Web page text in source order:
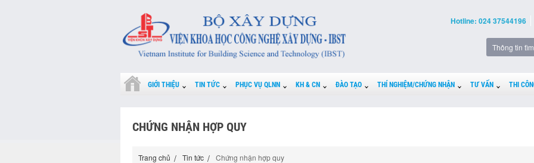
Hotline: 024 37544196
GIỚI THIỆU TIN TỨC PHỤC VỤ QLNN KH & CN ĐÀO TẠO THÍ NGHIỆM/CHỨNG NHẬN TƯ VẤN THI
CHỨNG NHẬN HỢP QUY
Trang chủ Tin tức Chứng nhận hợp quy